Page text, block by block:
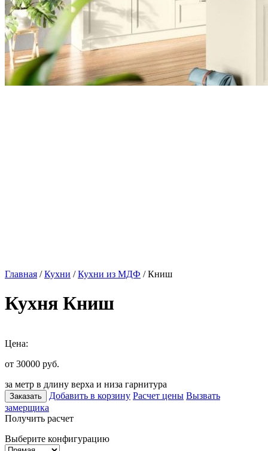
Главная /Кухни /Кухни из МДФ / Книш
Кухня Книш
Цена:
от 30000 руб.
за метр в длину верха и низа гарнитура
Заказать Добавить в корзину Расчет цены Вызвать
замерщика
Получить расчет
Выберите конфигурацию